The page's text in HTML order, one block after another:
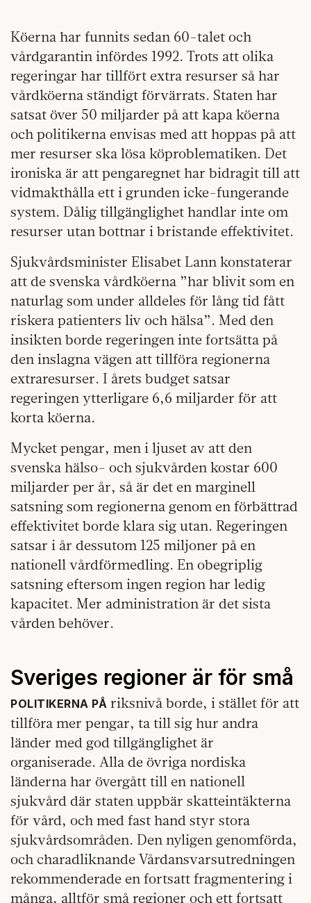
Köerna har funnits sedan 60-talet och
vårdgarantin infördes 1992. Trots att olika
regeringar har tillfört extra resurser så har
vårdköerna ständigt förvärrats. Staten har
satsat över 50 miljarder på att kapa köerna
och politikerna envisas med att hoppas på att
mer resurser ska lösa köproblematiken. Det
ironiska är att pengaregnet har bidragit till att
vidmakthålla ett i grunden icke-fungerande
system. Dålig tillgänglighet handlar inte om
resurser utan bottnar i bristande effektivitet.
Sjukvårdsminister Elisabet Lann konstaterar
att de svenska vårdköerna ”har blivit som en
naturlag som under alldeles för lång tid fått
riskera patienters liv och hälsa”. Med den
insikten borde regeringen inte fortsätta på
den inslagna vägen att tillföra regionerna
extraresurser. I årets budget satsar
regeringen ytterligare 6,6 miljarder för att
korta köerna.
Mycket pengar, men i ljuset av att den
svenska hälso- och sjukvården kostar 600
miljarder per år, så är det en marginell
satsning som regionerna genom en förbättrad
effektivitet borde klara sig utan. Regeringen
satsar i år dessutom 125 miljoner på en
nationell vårdförmedling. En obegriplig
satsning eftersom ingen region har ledig
kapacitet. Mer administration är det sista
vården behöver.
Sveriges regioner är för små
POLITIKERNA PÅ riksnivå borde, i stället för att
tillföra mer pengar, ta till sig hur andra
länder med god tillgänglighet är
organiserade. Alla de övriga nordiska
länderna har övergått till en nationell
sjukvård där staten uppbär skatteintäkterna
för vård, och med fast hand styr stora
sjukvårdsområden. Den nyligen genomförda,
och charadliknande Vårdansvarsutredningen
rekommenderade en fortsatt fragmentering i
många, alltför små regioner och ett fortsatt